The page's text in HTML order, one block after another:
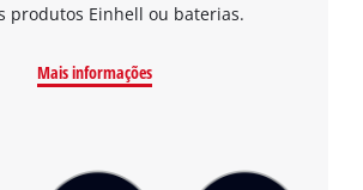
produtos Einhell ou baterias.
Mais informações